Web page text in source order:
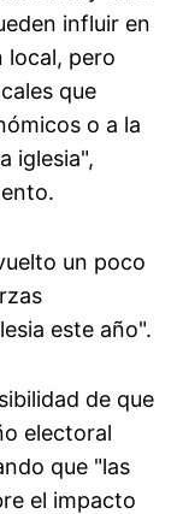
influir en
local, pero
que
o a la
iglesia",
un poco
este año".
de que
electoral
que "las
el impacto